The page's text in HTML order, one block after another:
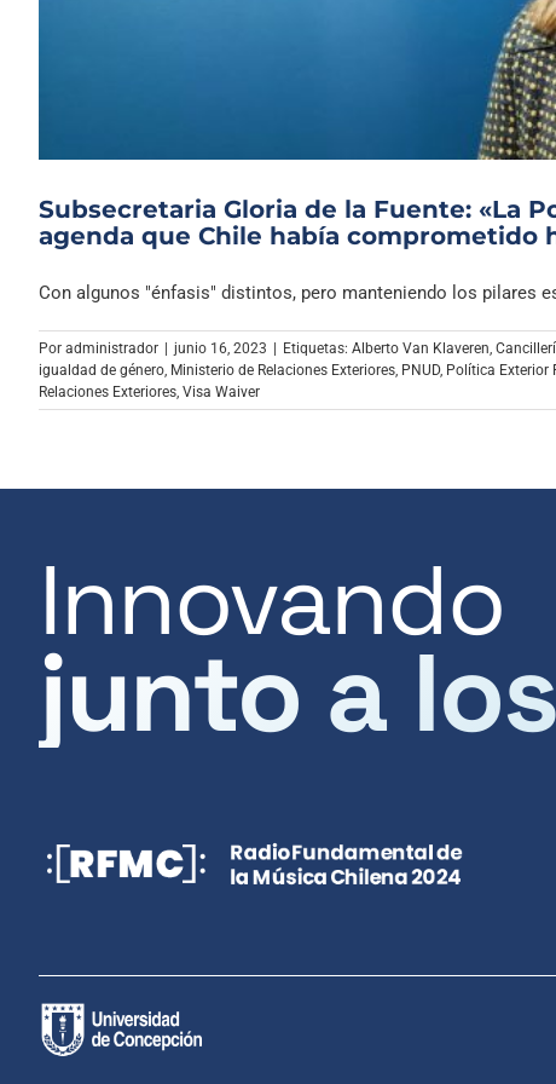
Subsecretaria Gloria de la Fuente: «La
agenda que Chile había comprometido
Con algunos "énfasis" distintos, pero manteniendo los pilares
Por administrador junio 16, 2023 Etiquetas: Alberto Van Klaveren,
igualdad de género, Ministerio de Relaciones Exteriores, PNUD, Política Exterior
Relaciones Exteriores, Visa Waiver
Innovando
junto a